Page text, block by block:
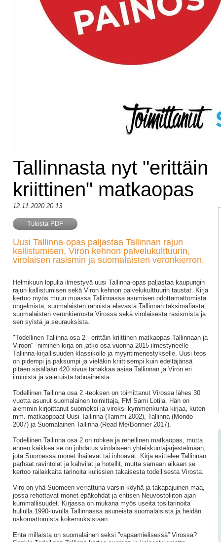
Tallinnasta nyt "erittäin
kriittinen" matkaopas
12.11.2020 20.13
Tulosta PDF
Uusi Tallinna-opas paljastaa Tallinnan rajun
kallistumisen, Viron kehnon palvelukulttuurin,
virolaisen rasismin ja suomalaisten veronkierron.
Helmikuun lopulla ilmestyvä uusi Tallinna-opas paljastaa kaupungin
rajun kallistumisen sekä Viron kehnon palvelukulttuurin taustat. Kirja
kertoo myös muun muassa Tallinnassa asumisen odottamattomista
ongelmista, suomalaisten rahoista elävästä Tallinnan taksimafiasta,
suomalaisten veronkierrosta Virossa sekä virolaisesta rasismista ja
sen syistä ja seurauksista.
"Todellinen Tallinna osa 2 - erittäin kriittinen matkaopas Tallinnaan ja
Viroon" -niminen kirja on jatko-osa vuonna 2015 ilmestyneelle
Tallinna-kirjallisuuden klassikolle ja myyntimenestykselle. Uusi teos
on pidempi ja paksumpi ja vieläkin kriittisempi kuin edeltäjänsä
pitäen sisällään 420 sivua tanakkaa asiaa Tallinnan ja Viron eri
ilmiöistä ja vaietuista tabuaiheista.
Todellinen Tallinna osa 2 -teoksen on toimittanut Virossa lähes 30
vuotta asunut suomalainen toimittaja, FM Sami Lotila. Hän on
aiemmin kirjoittanut suomeksi ja viroksi kymmenkunta kirjaa, kuten
mm. matkaoppaat Uusi Tallinna (Tammi 2002), Tallinna (Mondo
2007) ja Suomalainen Tallinna (Read Me/Bonnier 2017).
Todellinen Tallinna osa 2 on rohkea ja rehellinen matkaopas, mutta
ennen kaikkea se on johdatus virolaiseen yhteiskuntajärjestelmään,
jota Suomessa monet ihailevat tai inhoavat. Kirja esittelee Tallinnan
parhaat ravintolat ja kahvilat ja hotellit, mutta samaan aikaan se
kertoo railakkaita tarinoita kulissien takaisesta todellisesta Virosta.
Viro on yhä Suomeen verrattuna varsin köyhä ja takapajuinen maa,
jossa rehottavat monet epäkohdat ja entisen Neuvostoliiton ajan
kummallisuudet. Kirjassa on mukana myös useita tositarinoita
hullulla 1990-luvulla Tallinnassa asuneista suomalaisista ja heidän
uskomattomista kokemuksistaan.
Entä millaista on suomalainen seksi ”vapaamielisessä” Virossa?